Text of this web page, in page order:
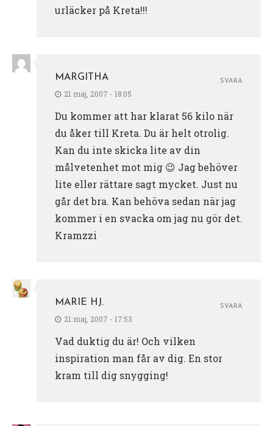
urläcker på Kreta!!!
MARGITHA
21 maj, 2007 - 18:05
Du kommer att har klarat 56 kilo när
du åker till Kreta. Du är helt otrolig.
Kan du inte skicka lite av din
målvetenhet mot mig 😉 Jag behöver
lite eller rättare sagt mycket. Just nu
går det bra. Kan behöva sedan när jag
kommer i en svacka om jag nu gör det.
Kramzzi
SVARA
MARIE HJ.
21 maj, 2007 - 17:53
Vad duktig du är! Och vilken
inspiration man får av dig. En stor
kram till dig snygging!
SVARA